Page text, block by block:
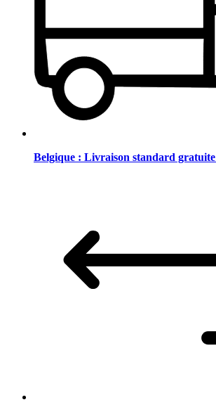
Belgique : Livraison standard gratuite